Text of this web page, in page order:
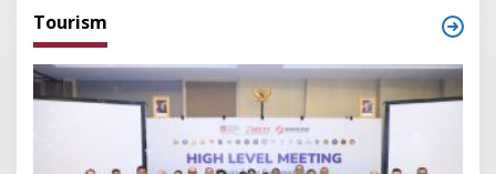
Tourism